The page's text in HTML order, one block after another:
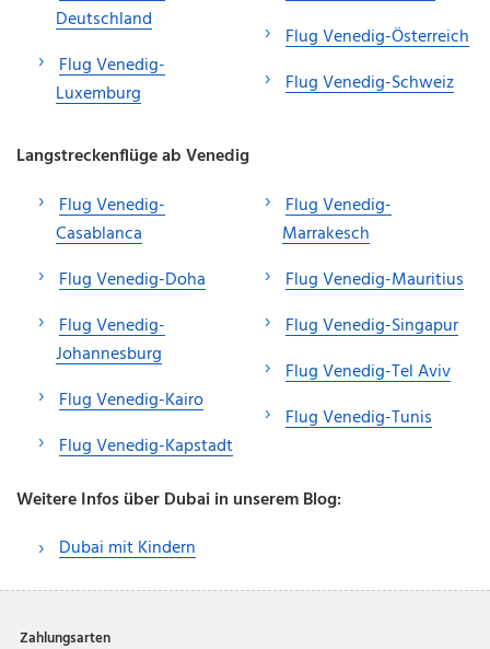
Deutschland
Flug Venedig-
Luxemburg
Flug Venedig-Österreich
Flug Venedig-Schweiz
Langstreckenflüge ab Venedig
Flug Venedig-
Casablanca
Flug Venedig-Doha
Flug Venedig-
Johannesburg
Flug Venedig-Kairo
Flug Venedig-Kapstadt
Flug Venedig-
Marrakesch
Flug Venedig-Mauritius
Flug Venedig-Singapur
Flug Venedig-Tel Aviv
Flug Venedig-Tunis
Weitere Infos über Dubai in unserem Blog:
Dubai mit Kindern